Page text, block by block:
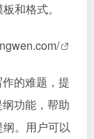
和格式。
的难题，提
功能，帮助
。用户可以